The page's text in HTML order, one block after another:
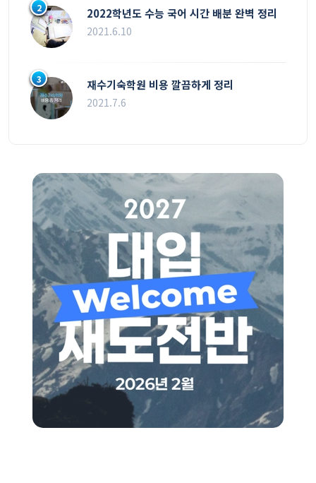
2 2022학년도 수능 국어 시간 배분 완벽 정리
2021.6.10
3 재수기숙학원 비용 깔끔하게 정리
2021.7.6